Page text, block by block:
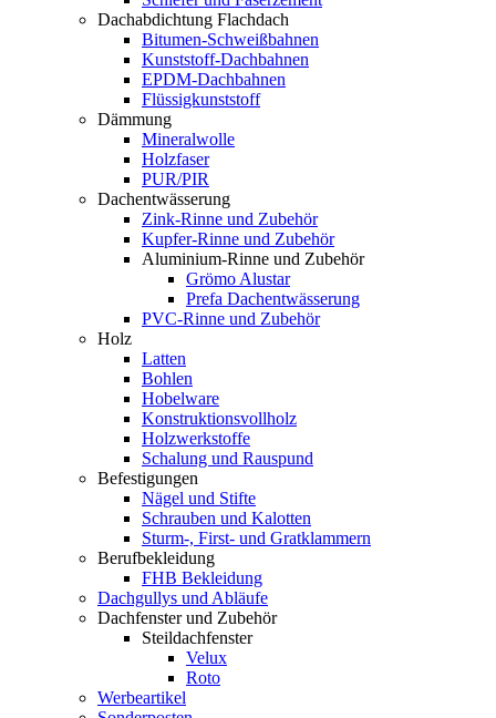
Dachabdichtung Flachdach
Bitumen-Schweißbahnen
Kunststoff-Dachbahnen
EPDM-Dachbahnen
Flüssigkunststoff
Dämmung
Mineralwolle
Holzfaser
PUR/PIR
Dachentwässerung
Zink-Rinne und Zubehör
Kupfer-Rinne und Zubehör
Aluminium-Rinne und Zubehör
Grömo Alustar
Prefa Dachentwässerung
PVC-Rinne und Zubehör
Holz
Latten
Bohlen
Hobelware
Konstruktionsvollholz
Holzwerkstoffe
Schalung und Rauspund
Befestigungen
Nägel und Stifte
Schrauben und Kalotten
Sturm-, First- und Gratklammern
Berufbekleidung
FHB Bekleidung
Dachgullys und Abläufe
Dachfenster und Zubehör
Steildachfenster
Velux
Roto
Werbeartikel